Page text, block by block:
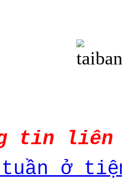
tin liên
ở